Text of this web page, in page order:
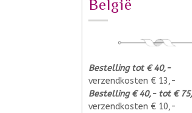
België
Bestelling tot € 40,-
verzendkosten € 13,-
Bestelling € 40,- tot €
verzendkosten € 10,-